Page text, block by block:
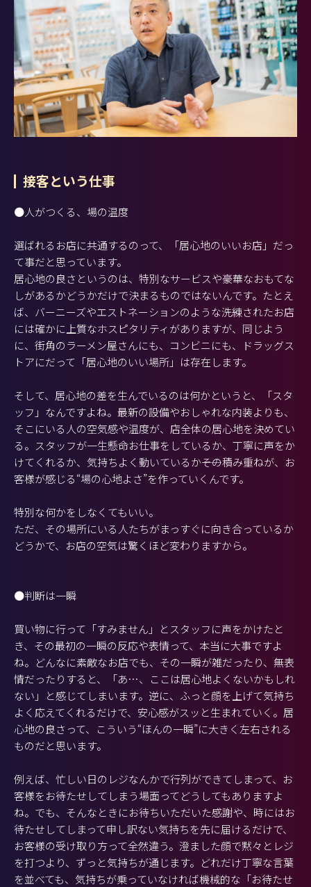
接客という仕事
●人がつくる、場の温度
選ばれるお店に共通するのって、「居心地のいいお店」だっ
て事だと思っています。
居心地の良さというのは、特別なサービスや豪華なおもてな
しがあるかどうかだけで決まるものではないんです。たとえ
ば、バーニーズやエストネーションのような洗練されたお店
には確かに上質なホスピタリティがありますが、同じよう
に、街角のラーメン屋さんにも、コンビニにも、ドラッグス
トアにだって「居心地のいい場所」は存在します。
そして、居心地の差を生んでいるのは何かというと、「スタ
ッフ」なんですよね。最新の設備やおしゃれな内装よりも、
そこにいる人の空気感や温度が、店全体の居心地を決めてい
る。スタッフが一生懸命お仕事をしているか、丁寧に声をか
けてくれるか、気持ちよく動いているか――その積み重ねが、お
客様が感じる“場の心地よさ”を作っていくんです。
特別な何かをしなくてもいい。
ただ、その場所にいる人たちがまっすぐに向き合っているか
どうかで、お店の空気は驚くほど変わりますから。
●判断は一瞬
買い物に行って「すみません」とスタッフに声をかけたと
き、その最初の一瞬の反応や表情って、本当に大事ですよ
ね。どんなに素敵なお店でも、その一瞬が雑だったり、無表
情だったりすると、「あ…、ここは居心地よくないかもしれ
ない」と感じてしまいます。逆に、ふっと顔を上げて気持ち
よく応えてくれるだけで、安心感がスッと生まれていく。居
心地の良さって、こういう“ほんの一瞬”に大きく左右される
ものだと思います。
例えば、忙しい日のレジなんかで行列ができてしまって、お
客様をお待たせしてしまう場面ってどうしてもありますよ
ね。でも、そんなときにお待ちいただいた感謝や、時にはお
待たせしてしまって申し訳ない気持ちを先に届けるだけで、
お客様の受け取り方って全然違う。澄ました顔で黙々とレジ
を打つより、ずっと気持ちが通じます。どれだけ丁寧な言葉
を並べても、気持ちが乗っていなければ機械的な「お待たせ